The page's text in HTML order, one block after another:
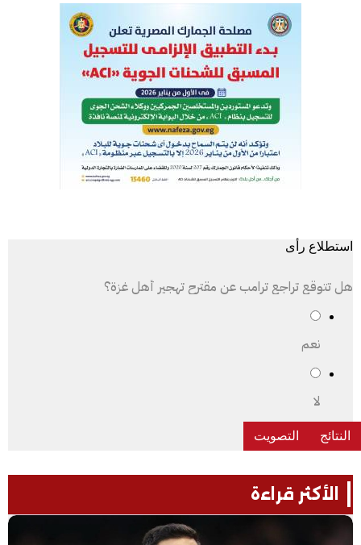
استطلاع رأى
هل تتوقع تراجع ترامب عن مقترح تهجير أهل غزة؟
نعم
لا
الأكثر قراءة